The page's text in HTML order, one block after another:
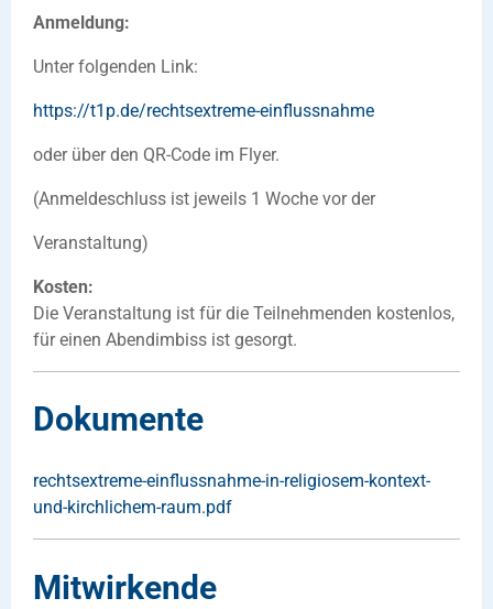
Anmeldung:
Unter folgenden Link:
https://t1p.de/rechtsextreme-einflussnahme
oder über den QR-Code im Flyer.
(Anmeldeschluss ist jeweils 1 Woche vor der
Veranstaltung)
Kosten:
Die Veranstaltung ist für die Teilnehmenden kostenlos,
für einen Abendimbiss ist gesorgt.
Dokumente
rechtsextreme-einflussnahme-in-religiosem-kontext-
und-kirchlichem-raum.pdf
Mitwirkende